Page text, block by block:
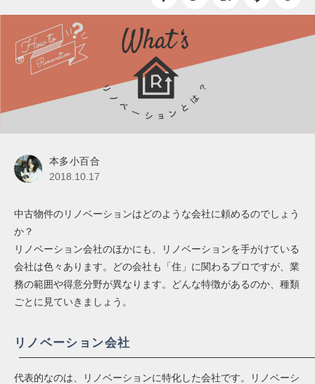
本多小百合
2018.10.17
中古物件のリノベーションはどのような会社に頼めるのでしょう
か？
リノベーション会社のほかにも、リノベーションを手がけている
会社は色々あります。どの会社も「住」に関わるプロですが、業
務の範囲や得意分野が異なります。どんな特徴があるのか、種類
ごとに見ていきましょう。
リノベーション会社
代表的なのは、リノベーションに特化した会社です。リノベーシ